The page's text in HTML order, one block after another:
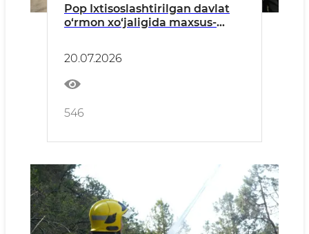
Pop Ixtisoslashtirilgan davlat
o‘rmon xo‘jaligida maxsus-
20.07.2026
546